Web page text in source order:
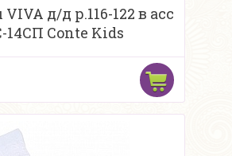
д/д р.116-122 в асс
14СП Conte Kids